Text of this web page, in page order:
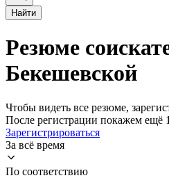
Найти
Резюме
Бекешевской
Чтобы видеть все резюме,
После регистрации покажем ещё
Зарегистрироваться
За всё время
По соответствию